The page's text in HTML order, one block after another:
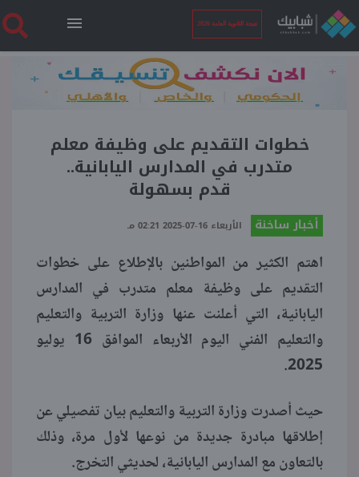
نتيجة الثانوية العامة 2026
الرئيسية
نتيجة الثانوية العامة 2026
أخبار ساخنة
بوابة الطلبة
ملفات
خطوات التقديم على وظيفة معلم
متدرب في المدارس اليابانية..
قدم بسهولة
أخبار ساخنة الأربعاء 16-07-2025 02:21 مـ
اهتم الكثير من المواطنين بالإطلاع على خطوات
التقديم على وظيفة معلم متدرب في المدارس
اليابانية، التي أعلنت عنها وزارة التربية والتعليم
والتعليم الفني اليوم الأربعاء الموافق 16 يوليو
2025.
حيث أصدرت وزارة التربية والتعليم بيان تفصيلي عن
إطلاقها مبادرة جديدة من نوعها لأول مرة، وذلك
بالتعاون مع المدارس اليابانية، لحديثي التخرج.